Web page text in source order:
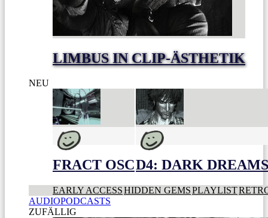
LIMBUS IN CLIP-ÄSTHETIK
NEU
FRACT OSCD4: DARK
EARLY ACCESSHIDDEN GEMSPLAYLIST
AUDIOPODCASTS
ZUFÄLLIG